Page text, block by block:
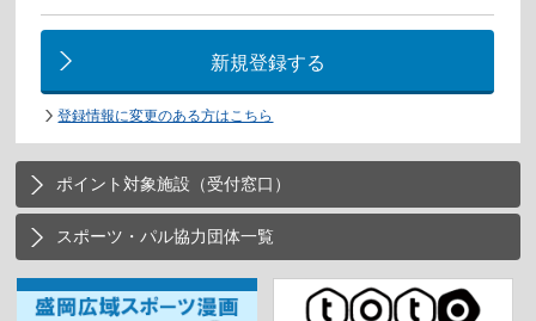
新規登録する
登録情報に変更のある方はこちら
ポイント対象施設（受付窓口）
スポーツ・パル協力団体一覧